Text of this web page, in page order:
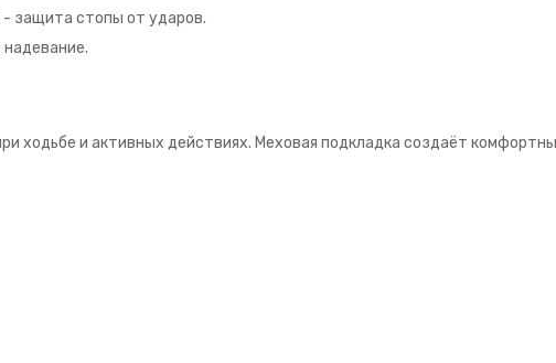
- защита стопы от ударов.
ходьбе и активных действиях. Меховая подкладка создаёт